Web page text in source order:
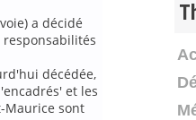
a décidé
décédée,
et les
Maurice sont